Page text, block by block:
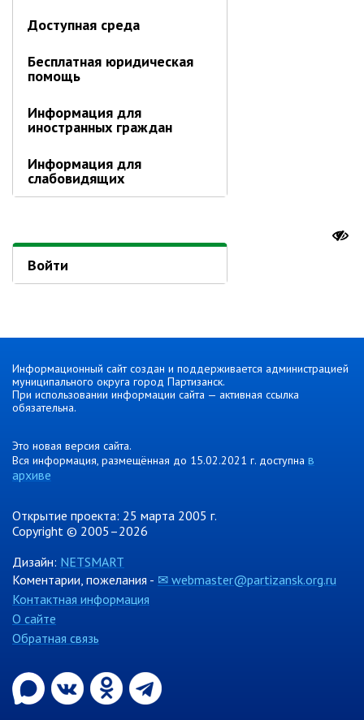
Аукционные торги
Отдел территриального
развития
Об отделе
граждан
Управление образования
Опека и попечительство
Управление ЖКК
службы
Правила благоустройства
Схема
теплоснабжения,водоснабжения.
Программа комплексного
Подготовка к отопительному
сезону
Тарифы, нормативы
Информирование граждан
Контрольно-ревизионный отдел
Доступная среда
Бесплатная юридическая
помощь
Информация для
иностранных граждан
Информация для
слабовидящих
Войти
Информационный сайт создан и поддерживается администрацией
муниципального округа город Партизанск.
При использовании информации сайта — активная ссылка
обязательна.
Это новая версия сайта.
Вся информация, размещённая до 15.02.2021 г. доступна в
архиве
Открытие проекта: 25 марта 2005 г.
Copyright © 2005–2026
Дизайн: NETSMART
Коментарии, пожелания - ✉ webmaster@partizansk.org.ru
Контактная информация
О сайте
Обратная связь